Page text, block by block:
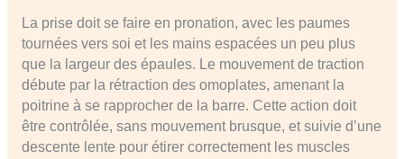
La prise doit se faire en pronation, avec les paumes
tournées vers soi et les mains espacées un peu plus
que la largeur des épaules. Le mouvement de traction
débute par la rétraction des omoplates, amenant la
poitrine à se rapprocher de la barre. Cette action doit
être contrôlée, sans mouvement brusque, et suivie d’une
descente lente pour étirer correctement les muscles